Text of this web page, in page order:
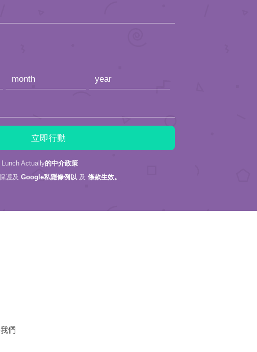
Actually的中介政策
護及 Google私隱條例以 及 條款生效。
們